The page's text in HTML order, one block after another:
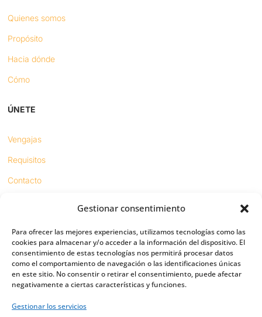
Gestionar consentimiento
Para ofrecer las mejores experiencias, utilizamos tecnologías como las
cookies para almacenar y/o acceder a la información del dispositivo. El
consentimiento de estas tecnologías nos permitirá procesar datos
como el comportamiento de navegación o las identificaciones únicas
en este sitio. No consentir o retirar el consentimiento, puede afectar
negativamente a ciertas características y funciones.
Gestionar los servicios
Quienes somos
Propósito
Hacia dónde
Cómo
ÚNETE
Vengajas
Requisitos
Contacto
Sínodo digital
Respeto en redes
PUENTES